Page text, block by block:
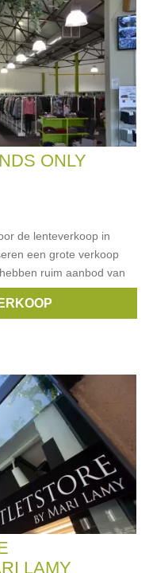
ONLY
de lenteverkoop in
een grote verkoop
ruim aanbod van
Liu Jo,Hugo Boss
LAMY